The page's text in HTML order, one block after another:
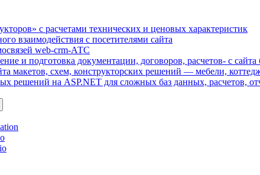
с расчетами технических и ценовых характеристик
взаимодействия с посетителями сайта
web-crm-АТС
и подготовка документации, договоров, расчетов- с сайта
макетов, схем, конструкторских решений — мебели,
решений на ASP.NET для сложных баз данных, расчетов,